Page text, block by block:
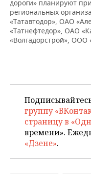
дороги» планируют
региональных
«Татавтодор», ОАО
«Татнефтедор», ОАО
«Волгадорстрой», ООО
группу
страницу в
времени».
«Дзене».